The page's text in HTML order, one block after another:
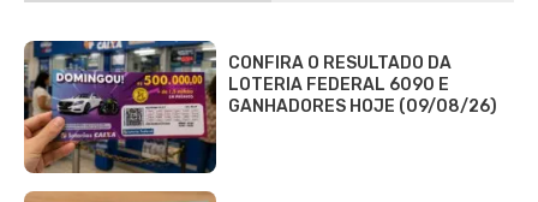
CONFIRA O RESULTADO DA
LOTERIA FEDERAL 6090 E
GANHADORES HOJE (09/08/26)